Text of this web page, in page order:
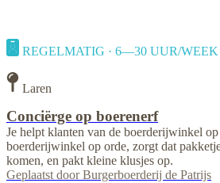
REGELMATIG · 6—30 UUR/WEEK
Laren
Conciërge op boerenerf
Je helpt klanten van de boerderijwinkel
boerderijwinkel op orde, zorgt dat
komen, en pakt kleine klusjes op.
Geplaatst door Burgerboerderij de Patrijs